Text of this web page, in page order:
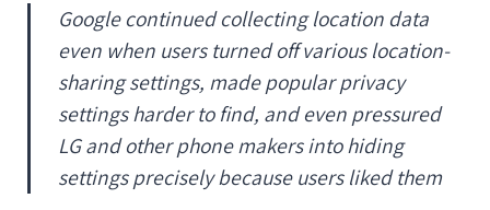
Google continued collecting location data
even when users turned off various location-
sharing settings, made popular privacy
settings harder to find, and even pressured
LG and other phone makers into hiding
settings precisely because users liked them